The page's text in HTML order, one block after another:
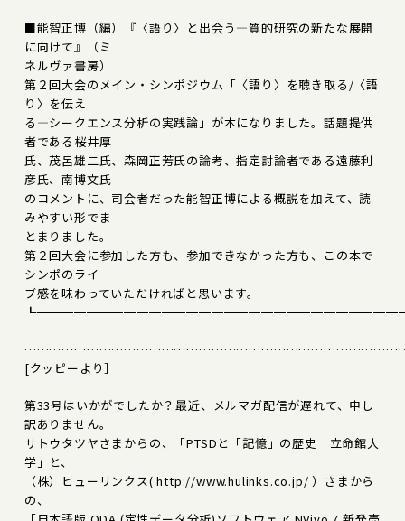
■能智正博（編）『〈語り〉と出会う―質的研究の新たな展開
に向けて』（ミ
ネルヴァ書房）
第２回大会のメイン・シンポジウム「〈語り〉を聴き取る/〈語
り〉を伝え
る―シークエンス分析の実践論」が本になりました。話題提供
者である桜井厚
氏、茂呂雄二氏、森岡正芳氏の論考、指定討論者である遠藤利
彦氏、南博文氏
のコメントに、司会者だった能智正博による概説を加えて、読
みやすい形でま
とまりました。
第２回大会に参加した方も、参加できなかった方も、この本で
シンポのライ
ブ感を味わっていただければと思います。
[クッピーより］
第33号はいかがでしたか？最近、メルマガ配信が遅れて、申し
訳ありません。
サトウタツヤさまからの、「PTSDと「記憶」の歴史 立命館大
学」と、
（株）ヒューリンクス( http://www.hulinks.co.jp/ ）さまから
の、